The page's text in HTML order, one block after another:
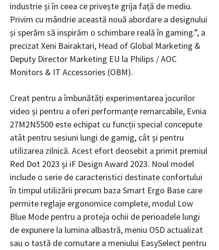
industrie și în ceea ce privește grija față de mediu.
Privim cu mândrie această nouă abordare a designului
și sperăm să inspirăm o schimbare reală în gaming.”, a
precizat Xeni Bairaktari, Head of Global Marketing &
Deputy Director Marketing EU la Philips / AOC
Monitors & IT Accessories (OBM).
Creat pentru a îmbunătăți experimentarea jocurilor
video și pentru a oferi performanțe remarcabile, Evnia
27M2N5500 este echipat cu funcții special concepute
atât pentru sesiuni lungi de gamig, cât și pentru
utilizarea zilnică. Acest efort deosebit a primit premiul
Red Dot 2023 și iF Design Award 2023. Noul model
include o serie de caracteristici destinate confortului
în timpul utilizării precum baza Smart Ergo Base care
permite reglaje ergonomice complete, modul Low
Blue Mode pentru a proteja ochii de perioadele lungi
de expunere la lumina albastră, meniu OSD actualizat
sau o tastă de comutare a meniului EasySelect pentru